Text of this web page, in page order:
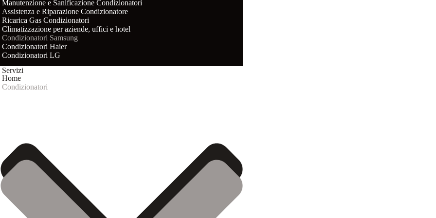
Manutenzione e Sanificazione Condizionatori
Assistenza e Riparazione Condizionatore
Ricarica Gas Condizionatori
Climatizzazione per aziende, uffici e hotel
Condizionatori Samsung
Condizionatori Haier
Condizionatori LG
Servizi
Home
Condizionatori